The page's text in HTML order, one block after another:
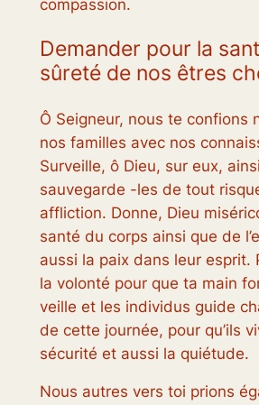
compassion.
Demander pour la
sûreté de nos êtres
Ô Seigneur, nous te confions
nos familles avec nos
Surveille, ô Dieu, sur eux,
sauvegarde -les de tout
affliction. Donne, Dieu
santé du corps ainsi que de
aussi la paix dans leur esprit.
la volonté pour que ta main
veille et les individus guide
de cette journée, pour qu’ils
sécurité et aussi la quiétude.
Nous autres vers toi prions